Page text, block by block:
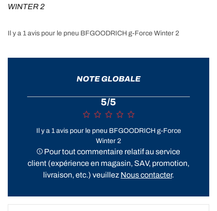
WINTER 2
Il y a 1 avis pour le pneu BFGOODRICH g-Force Winter 2
NOTE GLOBALE
5/5
Il y a 1 avis pour le pneu BFGOODRICH g-Force
Winter 2
Pour tout commentaire relatif au service
client (expérience en magasin, SAV, promotion,
livraison, etc.) veuillez Nous contacter.